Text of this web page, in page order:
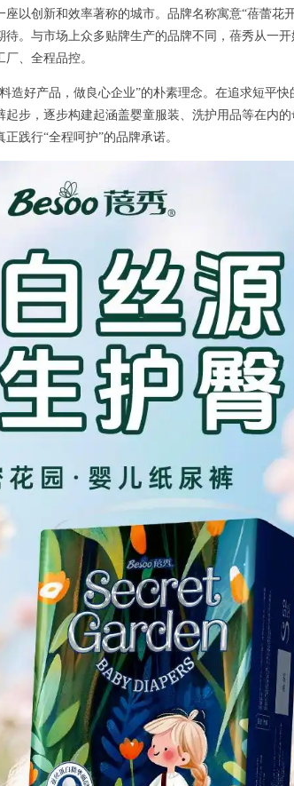
创新和效率著称的城市。品牌名称寓意“蓓蕾花开
。与市场上众多贴牌生产的品牌不同，蓓秀从一
、全程品控。
好产品，做良心企业”的朴素理念。在追求短平快
步，逐步构建起涵盖婴童服装、洗护用品等在内的
践行“全程呵护”的品牌承诺。